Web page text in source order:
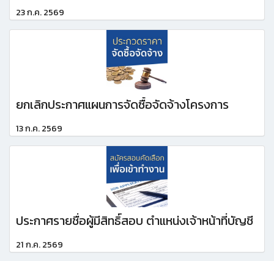
23 ก.ค. 2569
ยกเลิกประกาศแผนการจัดซื้อจัดจ้างโครงการ
13 ก.ค. 2569
ประกาศรายชื่อผู้มีสิทธิ์สอบ ตำแหน่งเจ้าหน้าที่บัญชี
21 ก.ค. 2569